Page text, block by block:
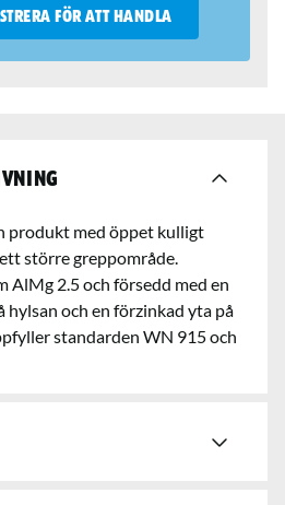
FÖR ATT HANDLA
produkt med öppet kulligt
större greppområde.
AlMg 2.5 och försedd med en
hylsan och en förzinkad yta på
standarden WN 915 och